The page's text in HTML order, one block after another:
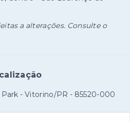
a alterações. Consulte o
Park - Vitorino/PR - 85520-000